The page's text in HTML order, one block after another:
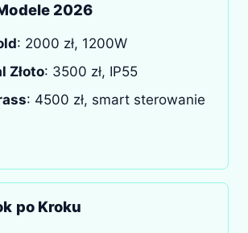
2026
: 2000 zł, 1200W
Złoto: 3500 zł, IP55
: 4500 zł, smart sterowanie
po Kroku